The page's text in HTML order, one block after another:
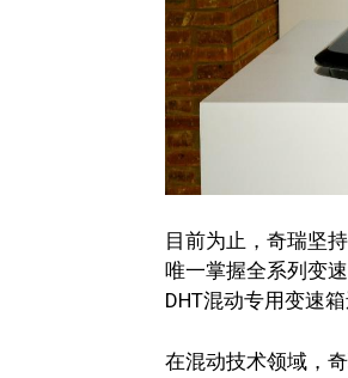
目前为止，奇瑞坚
唯一掌握全系列变
DHT混动专用变速
在混动技术领域，